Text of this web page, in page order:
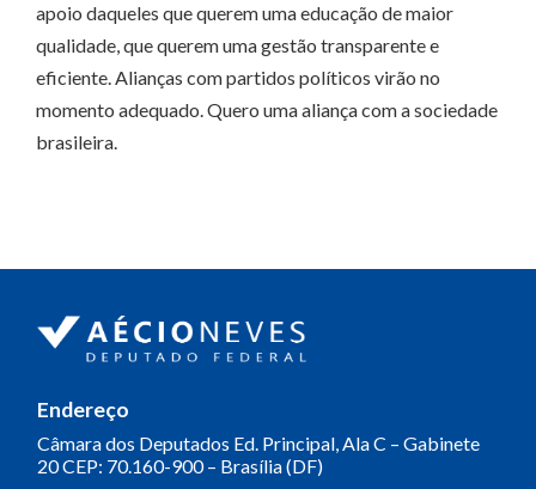
apoio daqueles que querem uma educação de maior
qualidade, que querem uma gestão transparente e
eficiente. Alianças com partidos políticos virão no
momento adequado. Quero uma aliança com a sociedade
brasileira.
Endereço
Câmara dos Deputados Ed. Principal, Ala C – Gabinete
20CEP: 70.160-900 – Brasília (DF)